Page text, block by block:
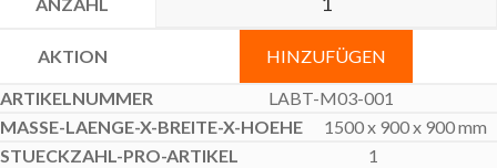
HINZUFÜGEN
LABT-M03-001
1500 x 900 x 900 mm
1